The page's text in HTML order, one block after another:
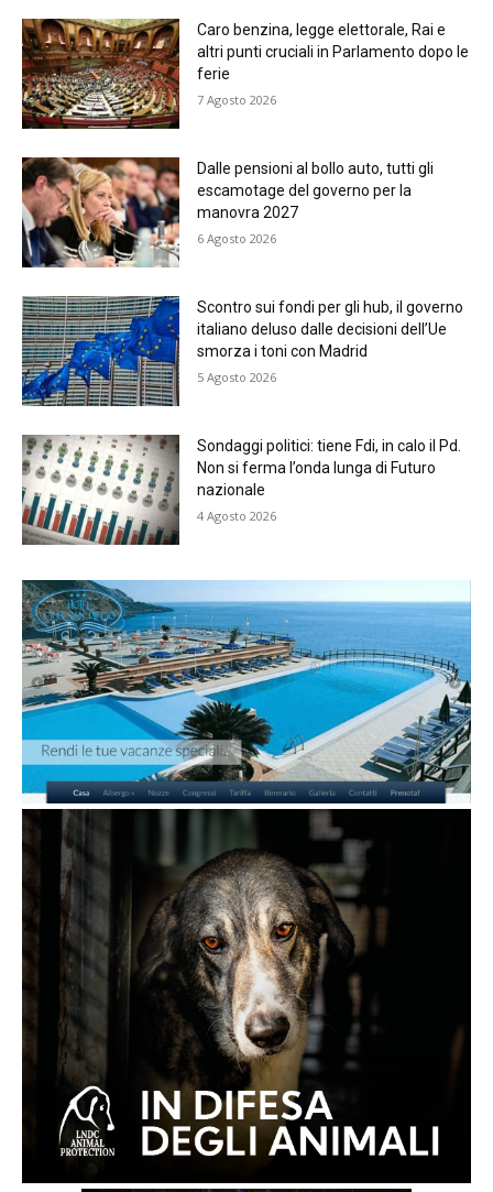
Caro benzina, legge elettorale, Rai e
altri punti cruciali in Parlamento dopo le
ferie
7 Agosto 2026
Dalle pensioni al bollo auto, tutti gli
escamotage del governo per la
manovra 2027
6 Agosto 2026
Scontro sui fondi per gli hub, il governo
italiano deluso dalle decisioni dell’Ue
smorza i toni con Madrid
5 Agosto 2026
Sondaggi politici: tiene Fdi, in calo il Pd.
Non si ferma l’onda lunga di Futuro
nazionale
4 Agosto 2026